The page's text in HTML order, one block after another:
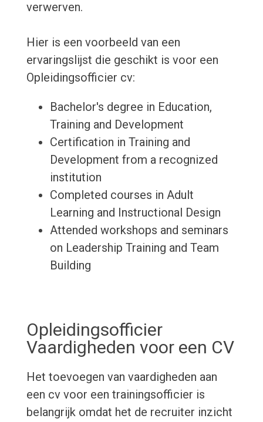
verwerven.
Hier is een voorbeeld van een
ervaringslijst die geschikt is voor een
Opleidingsofficier cv:
Bachelor's degree in Education,
Training and Development
Certification in Training and
Development from a recognized
institution
Completed courses in Adult
Learning and Instructional Design
Attended workshops and seminars
on Leadership Training and Team
Building
Opleidingsofficier
Vaardigheden voor een CV
Het toevoegen van vaardigheden aan
een cv voor een trainingsofficier is
belangrijk omdat het de recruiter inzicht